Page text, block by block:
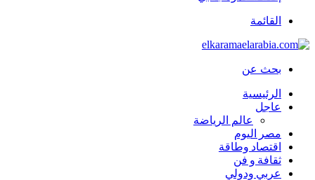
القائمة
بحث عن
الرئيسية
عاجل
عالم الرياضة
مصر اليوم
اقتصاد وطاقة
ثقافة و فن
عربي ودولي